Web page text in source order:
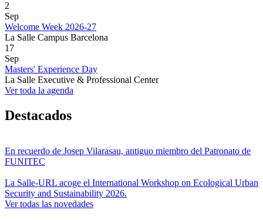
2
Sep
Welcome Week 2026-27
La Salle Campus Barcelona
17
Sep
Masters' Experience Day
La Salle Executive & Professional Center
Ver toda la agenda
Destacados
En recuerdo de Josep Vilarasau, antiguo miembro del Patronato de
FUNITEC
La Salle-URL acoge el International Workshop on Ecological Urban
Security and Sustainability 2026.
Ver todas las novedades